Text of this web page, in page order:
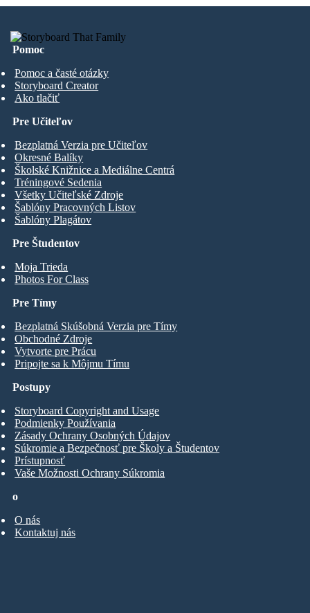
Pomoc
Pomoc a časté otázky
Storyboard Creator
Ako tlačiť
Pre Študentov
Moja Trieda
Photos For Class
Pre Učiteľov
Bezplatná Verzia pre Učiteľov
Okresné Balíky
Školské Knižnice a Mediálne Centrá
Tréningové Sedenia
Všetky Učiteľské Zdroje
Šablóny Pracovných Listov
Šablóny Plagátov
Pre Tímy
Bezplatná Skúšobná Verzia pre Tímy
Obchodné Zdroje
Vytvorte pre Prácu
Pripojte sa k Môjmu Tímu
o
O nás
Kontaktuj nás
Postupy
Storyboard Copyright and Usage
Podmienky Používania
Zásady Ochrany Osobných Údajov
Súkromie a Bezpečnosť pre Školy a Študentov
Prístupnosť
Vaše Možnosti Ochrany Súkromia